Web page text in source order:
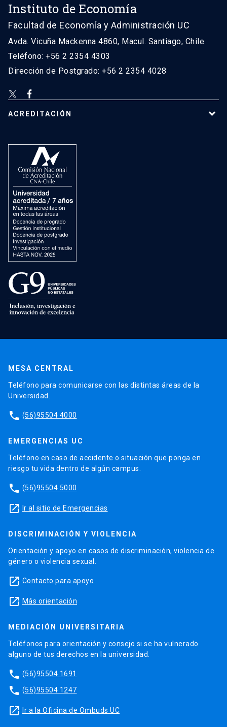
Instituto de Economía
Facultad de Economía y Administración UC
Avda. Vicuña Mackenna 4860, Macul. Santiago, Chile
Teléfono: +56 2 2354 4303
Dirección de Postgrado: +56 2 2354 4028
ACREDITACIÓN
MESA CENTRAL
Teléfono para comunicarse con las distintas áreas de la
Universidad.
phone (56)95504 4000
EMERGENCIAS UC
Teléfono en caso de accidente o situación que ponga en
riesgo tu vida dentro de algún campus.
phone (56)95504 5000
launch Ir al sitio de Emergencias
DISCRIMINACIÓN Y VIOLENCIA
Orientación y apoyo en casos de discriminación, violencia de
género o violencia sexual.
launch Contacto para apoyo
launch Más orientación
MEDIACIÓN UNIVERSITARIA
Teléfonos para orientación y consejo si se ha vulnerado
alguno de tus derechos en la universidad.
phone (56)95504 1691
phone (56)95504 1247
launch Ir a la Oficina de Ombuds UC